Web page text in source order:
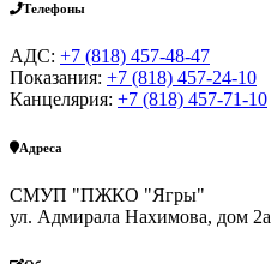
Телефоны
АДС: +7 (818) 457-48-47
Показания: +7 (818) 457-24-10
Канцелярия: +7 (818) 457-71-10
Адреса
СМУП "ПЖКО "Ягры"
ул. Адмирала Нахимова, дом 2а